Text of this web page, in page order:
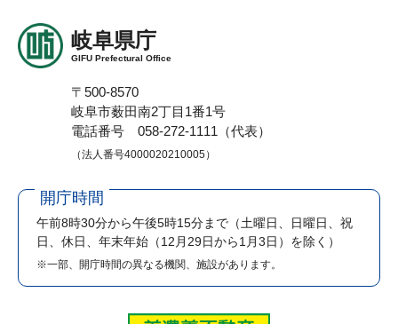
岐阜県庁
GIFU Prefectural Office
〒500-8570
岐阜市薮田南2丁目1番1号
電話番号 058-272-1111（代表）
（法人番号4000020210005）
開庁時間
午前8時30分から午後5時15分まで （土曜日、日曜日、祝
日、休日、年末年始（12月29日から1月3日）を除く）
※一部、開庁時間の異なる機関、施設があります。